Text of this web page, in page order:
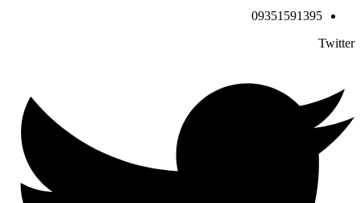
09351591395
Twitter